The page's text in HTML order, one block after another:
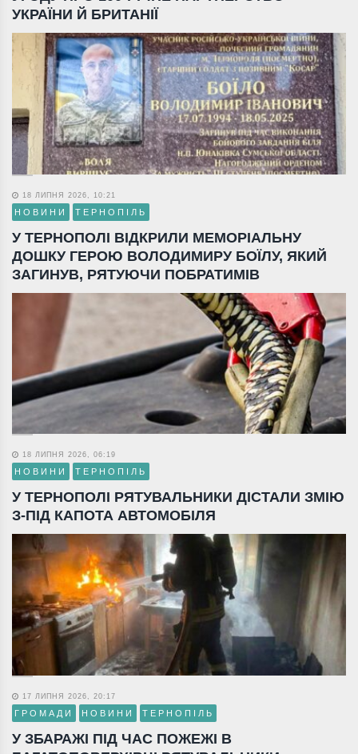
УКРАЇНИ Й БРИТАНІЇ
18 ЛИПНЯ 2026, 10:21
НОВИНИ ТЕРНОПІЛЬ
У ТЕРНОПОЛІ ВІДКРИЛИ МЕМОРІАЛЬНУ
ДОШКУ ГЕРОЮ ВОЛОДИМИРУ БОЇЛУ, ЯКИЙ
ЗАГИНУВ, РЯТУЮЧИ ПОБРАТИМІВ
18 ЛИПНЯ 2026, 06:19
НОВИНИ ТЕРНОПІЛЬ
У ТЕРНОПОЛІ РЯТУВАЛЬНИКИ ДІСТАЛИ ЗМІЮ
З-ПІД КАПОТА АВТОМОБІЛЯ
17 ЛИПНЯ 2026, 20:17
ГРОМАДИ НОВИНИ ТЕРНОПІЛЬ
У ЗБАРАЖІ ПІД ЧАС ПОЖЕЖІ В